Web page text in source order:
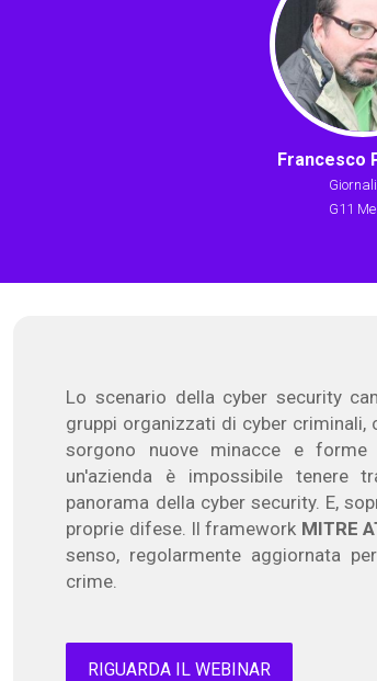
Francesco
G11
Lo scenario della cyber security
gruppi organizzati di cyber criminali,
sorgono nuove minacce e
un'azienda è impossibile tenere
panorama della cyber security. E,
proprie difese. Il framework MITRE
senso, regolarmente aggiornata
crime.
RIGUARDA IL WEBINAR